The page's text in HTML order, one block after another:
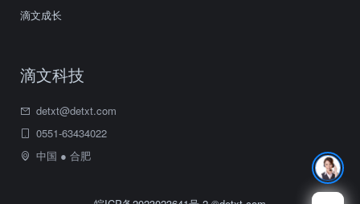
滴文成长
滴文科技
detxt@detxt.com
0551-63434022
中国 ● 合肥